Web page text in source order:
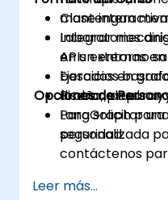
mantengan
Integrar
APIs externas
basados en
Probar, depurar
LangGraph
seguridad.
Clase
Laboratorios
en un entorno
Ejercicios
diseño, prueba
Opciones de
Para solicitar
personalizada
contáctenos
Leer más...